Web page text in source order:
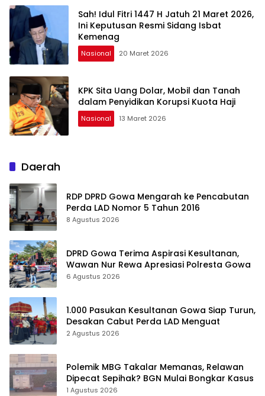
Sah! Idul Fitri 1447 H Jatuh 21 Maret 2026,
Ini Keputusan Resmi Sidang Isbat
Kemenag
Nasional 20 Maret 2026
KPK Sita Uang Dolar, Mobil dan Tanah
dalam Penyidikan Korupsi Kuota Haji
Nasional 13 Maret 2026
Daerah
RDP DPRD Gowa Mengarah ke Pencabutan
Perda LAD Nomor 5 Tahun 2016
8 Agustus 2026
DPRD Gowa Terima Aspirasi Kesultanan,
Wawan Nur Rewa Apresiasi Polresta Gowa
6 Agustus 2026
1.000 Pasukan Kesultanan Gowa Siap Turun,
Desakan Cabut Perda LAD Menguat
2 Agustus 2026
Polemik MBG Takalar Memanas, Relawan
Dipecat Sepihak? BGN Mulai Bongkar Kasus
1 Agustus 2026